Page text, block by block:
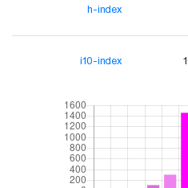
h-index
i10-index